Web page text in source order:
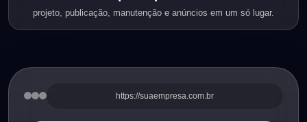
projeto, publicação, manutenção e anúncios em um só lugar.
https://suaempresa.com.br